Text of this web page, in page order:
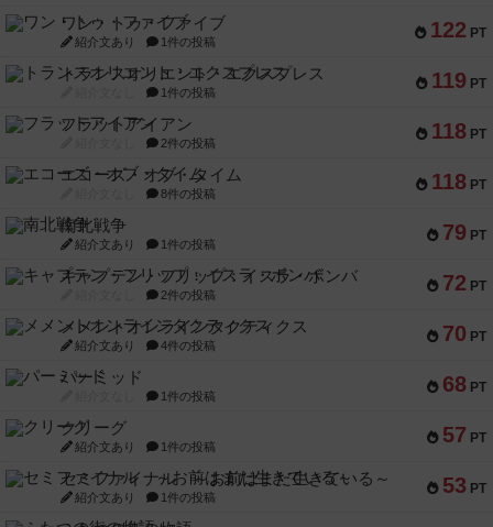
122 PT
ワン・トゥ・ファイブ
紹介文あり 1件の投稿
119 PT
トランスオリエント・エクスプレス
1件の投稿
118 PT
フラットアイアン
2件の投稿
118 PT
エコーズ・オブ・タイム
8件の投稿
79 PT
南北戦争
紹介文あり 1件の投稿
72 PT
キャプテン・フリップ：イスラ・ボンバ
2件の投稿
70 PT
メメントオンラインタクティクス
紹介文あり 4件の投稿
68 PT
パーミッド
1件の投稿
57 PT
クリーグ
紹介文あり 1件の投稿
53 PT
セミファイナル ～お前はまだ生きている～
紹介文あり 1件の投稿